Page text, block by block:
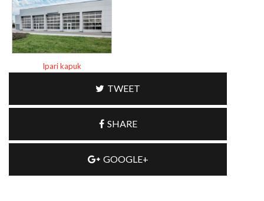
Ipari kapuk
TWEET
SHARE
GOOGLE+